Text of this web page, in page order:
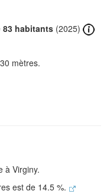
83 habitants (2025)
mètres.
à Virginy.
est de 14.5 %.